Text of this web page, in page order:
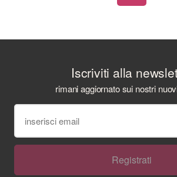
Iscriviti alla
rimani aggiornato sui nostri
Registrati